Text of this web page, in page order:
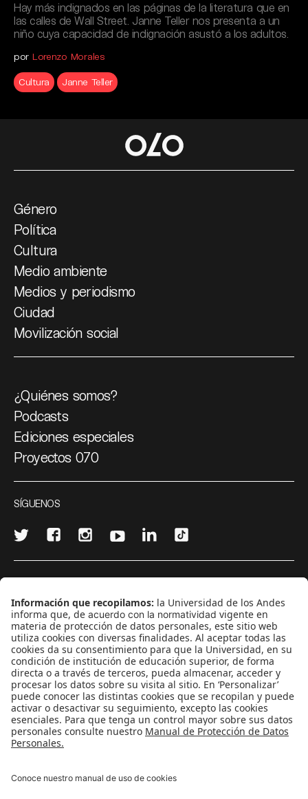
Hay más indignados en las páginas de la literatura que en
las calles de Wall Street. Janne Teller nos presenta a un
niño cuya capacidad de indignación asustó a los adultos.
por Lorenzo Morales
Cultura Janne Teller
Género
Política
Cultura
Medio ambiente
Medios y periodismo
Ciudad
Movilización social
¿Quiénes somos?
Podcasts
Ediciones especiales
Proyectos 070
SÍGUENOS
CONTÁCTANOS
cerosetenta@uniandes.edu.co
BOGOTÁ, COLOMBIA
NEWSLETTER